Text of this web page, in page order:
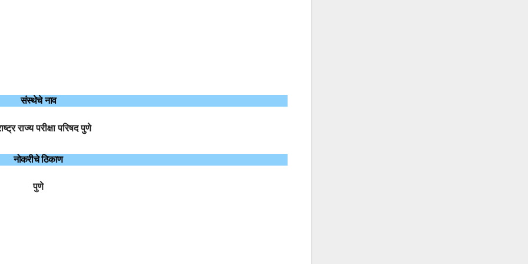
संस्थेचे नाव
राज्य परीक्षा परिषद पुणे
नोकरीचे ठिकाण
पुणे